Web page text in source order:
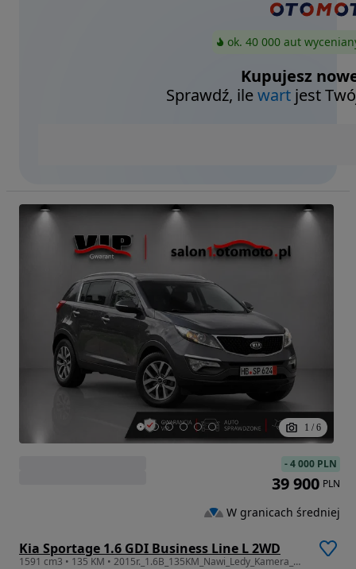
ok. 40 000 aut
Kupujesz
Sprawdź, ilewart jest
1 / 6
Kia Sportage 1.6 GDI Business Line L 2WD
1591 cm3 • 135 KM • 2015r._1.6B_135KM_Nawi_Ledy_Kamera_Gwarancja_12m.
-4 000 PLN
39 900 PLN
W granicach średniej